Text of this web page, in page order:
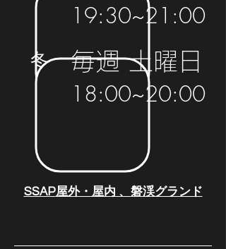
19:30~21:00
冬 ​毎週 土曜日
18:00~20:00
SSAP​屋外・屋内 、磐渓グランド